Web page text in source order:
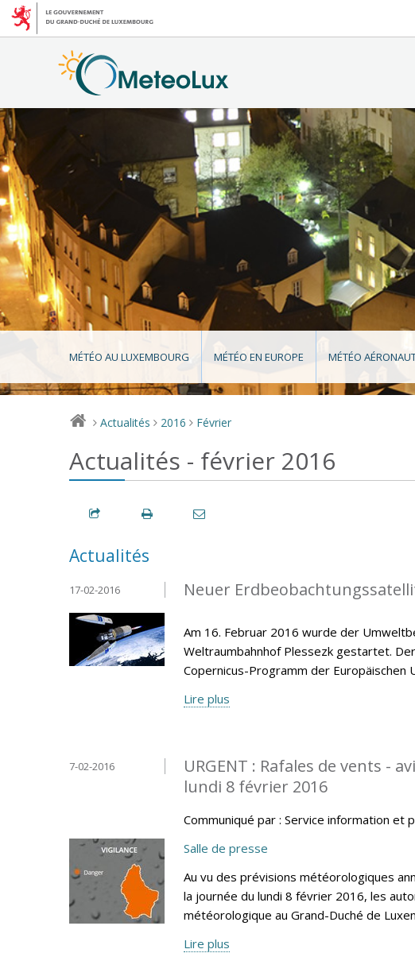
MÉTÉO AU LUXEMBOURG MÉTÉO EN EUROPE MÉTÉO
> Actualités > 2016 > Février
Actualités - février 2016
Actualités
Neuer
17-02-2016
Am 16. Februar 2016 wurde der
Weltraumbahnhof Plessezk gestartet.
Copernicus-Programm der Europäischen
Lire plus
URGENT : Rafales de vents -
lundi 8 février 2016
Communiqué par : Service information et
7-02-2016
Salle de presse
Au vu des prévisions météorologiques
la journée du lundi 8 février 2016, les
météorologique au Grand-Duché de
Lire plus